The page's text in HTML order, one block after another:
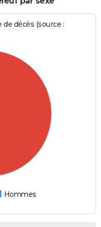
décès (source :
Hommes